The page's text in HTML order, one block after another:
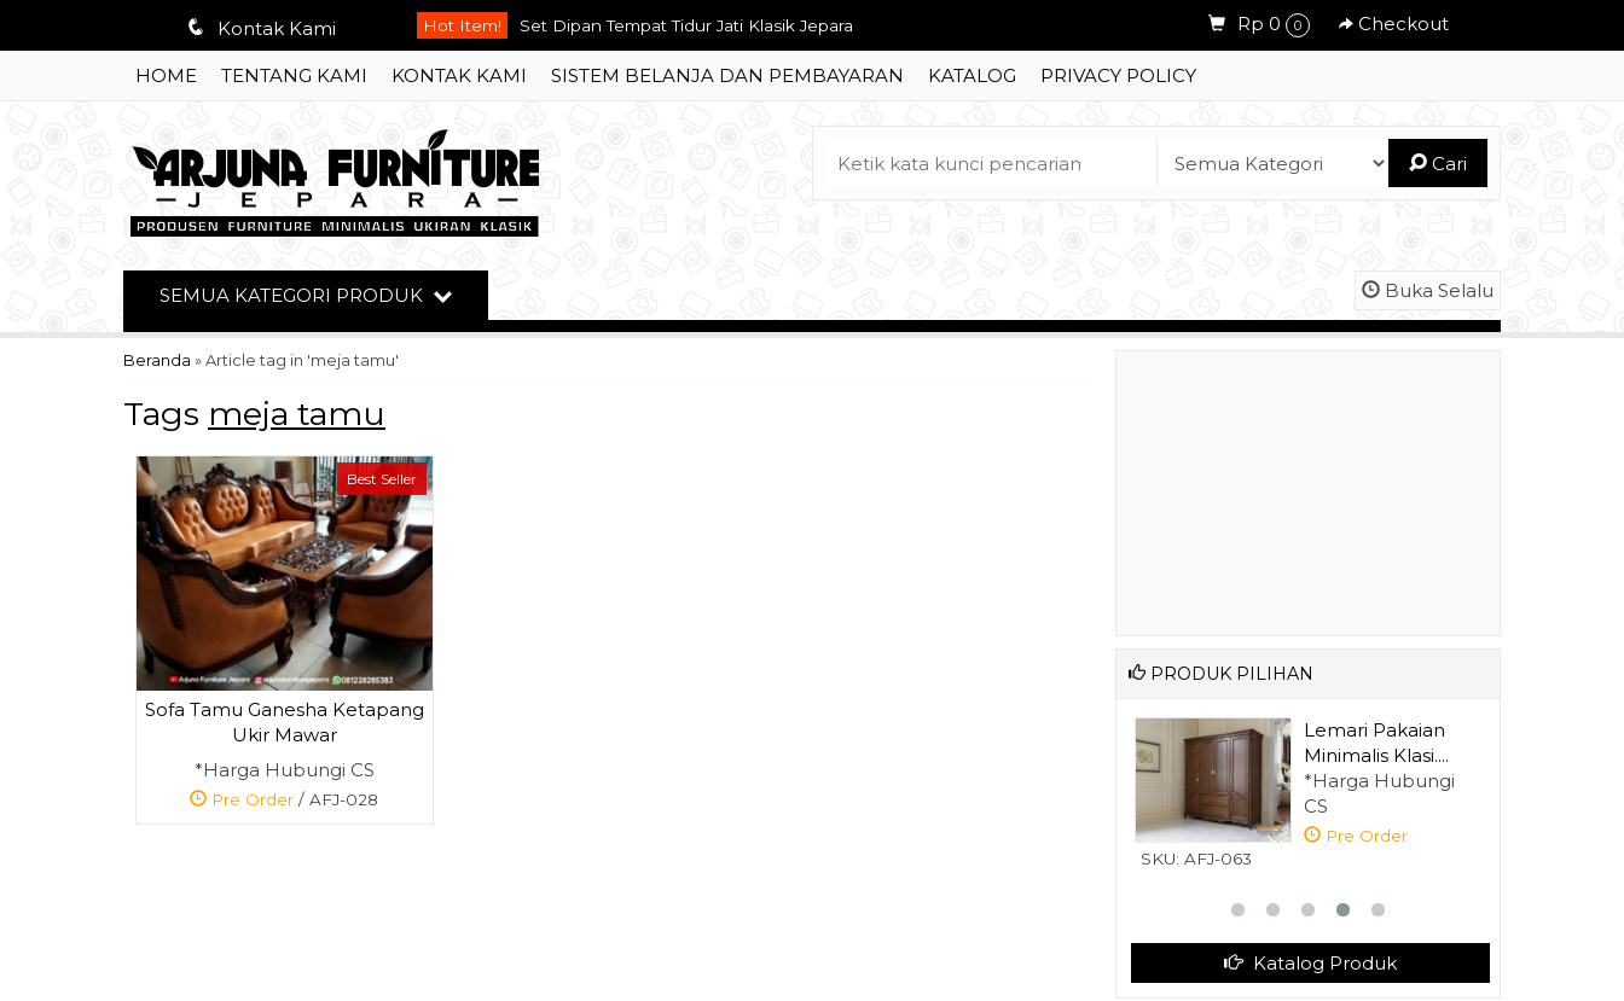
q Kontak Kami Hot Item! Set Dipan Tempat Tidur Jati Klasik Jepara
Set Tempat Tidur Jati Minimalis Modern
Bufet Meja Tv Bombai Jati Ukir
Lemari Pakaian Jati 2 Pintu Sliding
Lemari Pakaian Gold Arabian Ukir Mewah
Rp 0 0 Checkout
HOME TENTANG KAMI KONTAK KAMI SISTEM BELANJA DAN PEMBAYARAN KATALOG PRIVACY POLICY
Cari
Buka Selalu
SEMUA KATEGORI PRODUK
Beranda » Article tag in 'meja tamu'
Tags meja tamu
Best Seller
Sofa Tamu Ganesha Ketapang
Ukir Mawar
*Harga Hubungi CS
Pre Order / AFJ-028
PRODUK PILIHAN
Set Meja Makan
*Harga Hubungi
CS
Lemari Pakaian
Minimalis Klasi....
*Harga Hubungi
CS
Pre Order
SKU: AFJ-063
Katalog Produk